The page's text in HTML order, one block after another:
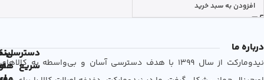
افزودن به سبد خرید
درباره ما
نیدومارکت از سال 1399 با هدف دسترسی آسان و بی‌واسطه به کالاهای
دسترسی
سریع